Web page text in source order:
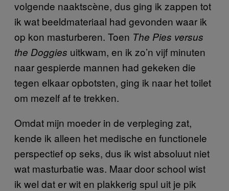
volgende naaktscène, dus ging ik zappen tot
ik wat beeldmateriaal had gevonden waar ik
op kon masturberen. Toen The Pies versus
the Doggies uitkwam, en ik zo’n vijf minuten
naar gespierde mannen had gekeken die
tegen elkaar opbotsten, ging ik naar het toilet
om mezelf af te trekken.
Omdat mijn moeder in de verpleging zat,
kende ik alleen het medische en functionele
perspectief op seks, dus ik wist absoluut niet
wat masturbatie was. Maar door school wist
ik wel dat er wit en plakkerig spul uit je pik